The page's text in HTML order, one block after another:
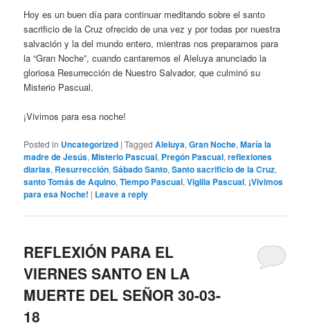
Hoy es un buen día para continuar meditando sobre el santo
sacrificio de la Cruz ofrecido de una vez y por todas por nuestra
salvación y la del mundo entero, mientras nos preparamos para
la “Gran Noche”, cuando cantaremos el Aleluya anunciado la
gloriosa Resurrección de Nuestro Salvador, que culminó su
Misterio Pascual.
¡Vivimos para esa noche!
Posted in Uncategorized |Tagged Aleluya,Gran Noche,María la
madre de Jesús,Misterio Pascual, Pregón Pascual,reflexiones
diarias, Resurrección,Sábado Santo,Santo sacrificio de la Cruz,
santo Tomás de Aquino,Tiempo Pascual,Vigilia Pascual, ¡Vivimos
para esa Noche! | Leave a reply
REFLEXIÓN PARA EL
VIERNES SANTO EN LA
MUERTE DEL SEÑOR 30-03-
18